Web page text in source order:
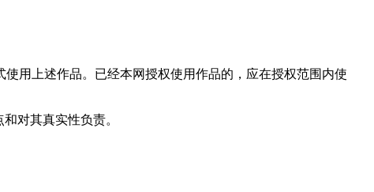
用上述作品。已经本网授权使用作品的，应在授权范围内使
对其真实性负责。